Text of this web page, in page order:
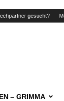
gesucht?
– GRIMMA